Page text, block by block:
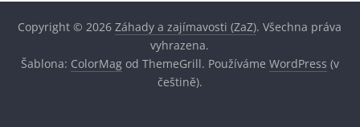
Copyright © 2026Záhady a zajímavosti (ZaZ). Všechna práva
vyhrazena.
Šablona: ColorMagod ThemeGrill. Používáme WordPress (v
češtině).